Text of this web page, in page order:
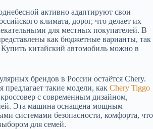
активно адаптируют свои
климата, дорог, что делает их
для местных покупателей. В
как бюджетные варианты, так
китайский автомобиль можно в
брендов в России остаётся Chery.
такие модели, как Chery Tiggo
с современным дизайном,
Эта машина оснащена мощным
системами безопасности, комфорта, что
для семей.